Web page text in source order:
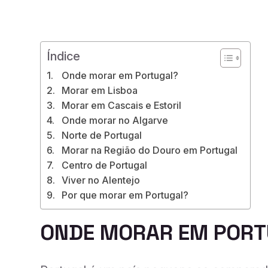
Índice
Onde morar em Portugal?
Morar em Lisboa
Morar em Cascais e Estoril
Onde morar no Algarve
Norte de Portugal
Morar na Região do Douro em Portugal
Centro de Portugal
Viver no Alentejo
Por que morar em Portugal?
ONDE MORAR EM